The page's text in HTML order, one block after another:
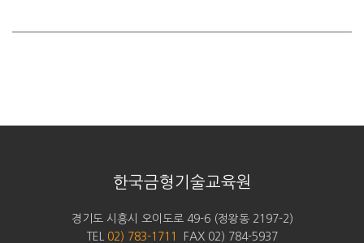
한국금형기술교육원
경기도 시흥시 오이도로 49-6 (정왕동 2197-2)
TEL
02) 783-1711
FAX 02) 784-5937